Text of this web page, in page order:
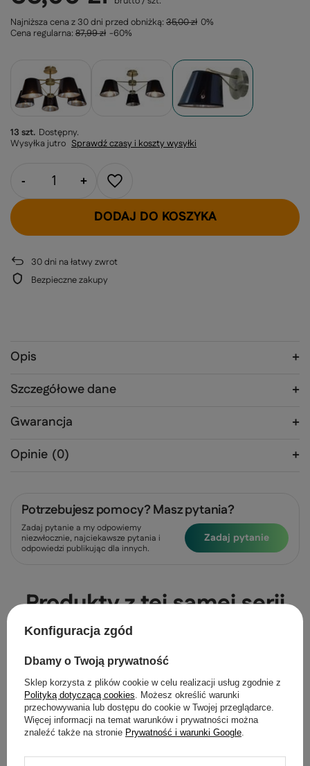
13 szt. Dostępny
Wysyłka jutro Sprawdź czasy i koszty wysyłki
Najniższa cena z 30 dni przed obniżką: 35,00 zł 0%
Cena regularna: 87,99 zł -60%
- +
DODAJ DO KOSZYKA
30dni na łatwy zwrot
Bezpieczne zakupy
Opis
Szczegółowe dane
Gwarancja
Opinie (0)
Potrzebujesz pomocy? Masz pytania?
Zadaj pytanie a my odpowiemy
niezwłocznie, najciekawsze pytania i
odpowiedzi publikując dla innych.
Zadaj pytanie
Produkty z tej samej serii
160,00 zł /
Najniższa cena z 30
160,00 zł
Cena regularna:
Konfiguracja zgód
Dbamy o Twoją prywatność
Sklep korzysta z plików cookie w celu realizacji usług zgodnie z
Polityką dotyczącą cookies. Możesz określić warunki
przechowywania lub dostępu do cookie w Twojej przeglądarce.
Więcej informacji na temat warunków i prywatności można
znaleźć także na stronie Prywatność i warunki Google.